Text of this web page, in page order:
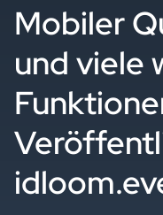
Mobiler
und viele